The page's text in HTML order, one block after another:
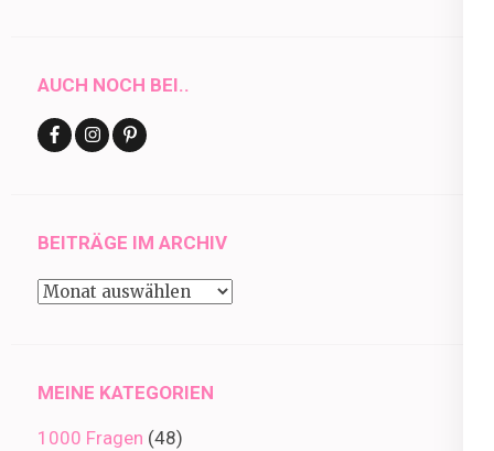
AUCH NOCH BEI..
BEITRÄGE IM ARCHIV
Beiträge
MEINE KATEGORIEN
1000 Fragen (48)